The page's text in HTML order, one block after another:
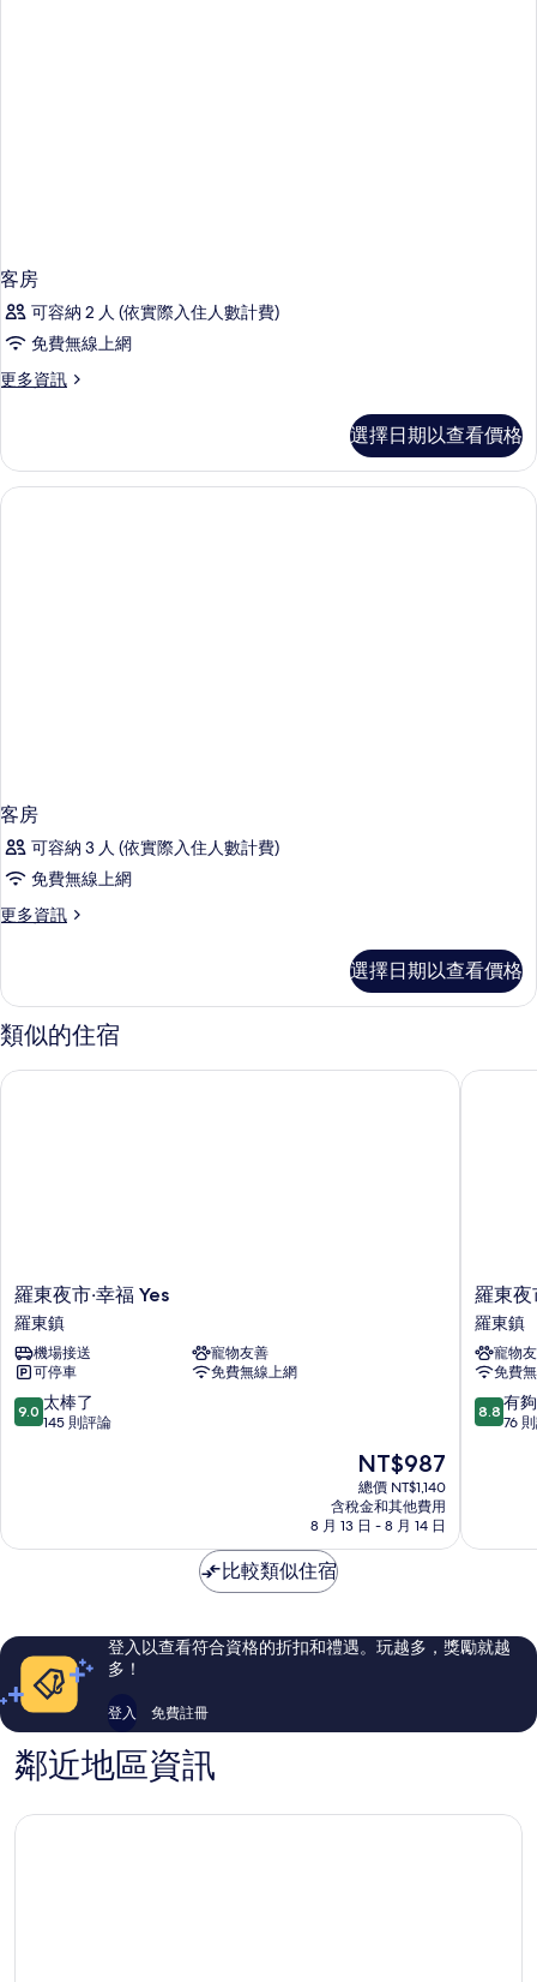
客房
可容納 2 人 (依實際入住人數計費)
免費無線上網
更多資訊
更
的
詳
情
選擇日期以查看價格
客房
可容納 3 人 (依實際入住人數計費)
免費無線上網
更多資訊
更
的
詳
情
選擇日期以查看價格
類似的住宿
羅
東
夜
市‧
幸
福
Yes
羅東夜市‧幸福 Yes
羅東鎮
機場接送
寵物友善
可停車
免費無線上網
9.0
分，
棒
評
論
9.0 太棒了
145 則評論
現
在
價
格
為
NT$987
總價 NT$1,140
含稅金和其他費用
8 月 13 日 - 8 月 14 日
羅東夜市‧幸福 Yes
羅
東
夜
市‧
幸
福
Yes
羅東夜
羅東鎮
寵物
免費
8.8
分，
夠
評
論
8.8 有
76
羅東夜
比較類似住宿
登入以查看符合資格的折扣和禮遇。玩越多，獎勵就越
多！
登入 免費註冊
鄰近地區資訊